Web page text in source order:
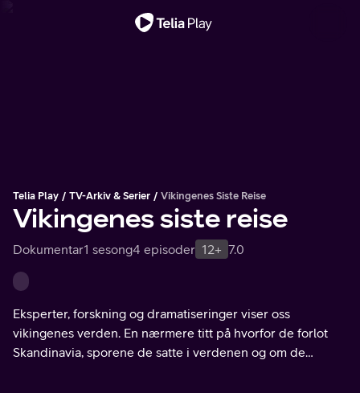
Telia Play TV-Arkiv & Serier Vikingenes Siste Reise
Vikingenes siste reise
Dokumentar1 sesong4 episoder 12+ 7.0
Eksperter, forskning og dramatiseringer viser oss
vikingenes verden. En nærmere titt på hvorfor de forlot
Skandinavia, sporene de satte i verdenen og om de